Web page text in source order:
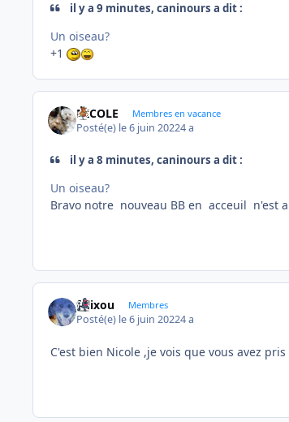
il y a 9 minutes, caninours a dit :
Un oiseau?
+1
NICOLE Membres en vacance
Posté(e) le 6 juin 20224 a
il y a 8 minutes, caninours a dit :
Un oiseau?
Bravo notre nouveau BB en acceuil n'est
felixou Membres
Posté(e) le 6 juin 20224 a
C'est bien Nicole ,je vois que vous avez